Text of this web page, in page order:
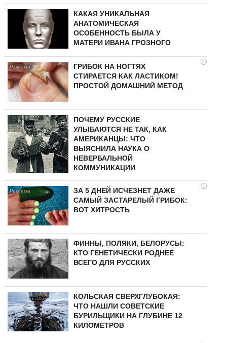
КАКАЯ УНИКАЛЬНАЯ
АНАТОМИЧЕСКАЯ
ОСОБЕННОСТЬ БЫЛА У
МАТЕРИ ИВАНА ГРОЗНОГО
i
ГРИБОК НА НОГТЯХ
СТИРАЕТСЯ КАК ЛАСТИКОМ!
ПРОСТОЙ ДОМАШНИЙ МЕТОД
ПОЧЕМУ РУССКИЕ
УЛЫБАЮТСЯ НЕ ТАК, КАК
АМЕРИКАНЦЫ: ЧТО
ВЫЯСНИЛА НАУКА О
НЕВЕРБАЛЬНОЙ
КОММУНИКАЦИИ
i
ЗА 5 ДНЕЙ ИСЧЕЗНЕТ ДАЖЕ
САМЫЙ ЗАСТАРЕЛЫЙ ГРИБОК:
ВОТ ХИТРОСТЬ
ФИННЫ, ПОЛЯКИ, БЕЛОРУСЫ:
КТО ГЕНЕТИЧЕСКИ РОДНЕЕ
ВСЕГО ДЛЯ РУССКИХ
КОЛЬСКАЯ СВЕРХГЛУБОКАЯ:
ЧТО НАШЛИ СОВЕТСКИЕ
БУРИЛЬЩИКИ НА ГЛУБИНЕ 12
КИЛОМЕТРОВ